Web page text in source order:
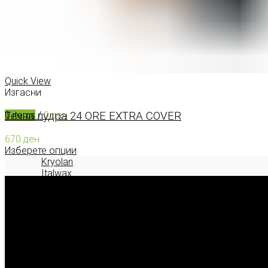
0items / 0ден
Quick View
Изгасни
Течна пудра 24 ORE EXTRA COVER
670 ден
Изберете опции
Kryolan
Italwax